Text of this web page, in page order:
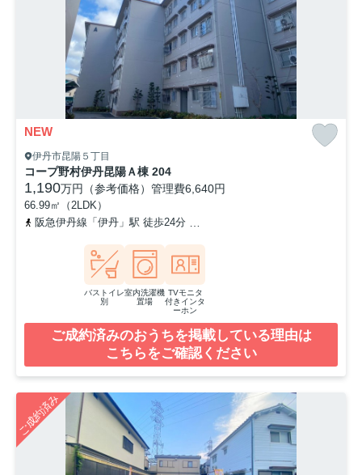
NEW
伊丹市昆陽５丁目
コープ野村伊丹昆陽Ａ棟 204
1,190万円（参考価格） 管理費6,640円
66.99㎡（2LDK）
阪急伊丹線「伊丹」駅 徒歩24分
バストイレ
別
室内洗濯機
置場
TVモニタ
付きインタ
ーホン
ご成約済みのおうちを掲載している理由は
こちらをご確認ください
ご成約済み